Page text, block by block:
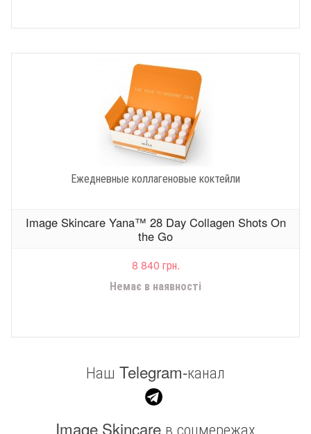
Ежедневные коллагеновые коктейли
Image Skincare Yana™ 28 Day Collagen Shots On
the Go
8 840 грн.
Немає в наявності
Наш Telegram-канал
Image Skincare в соцмережах